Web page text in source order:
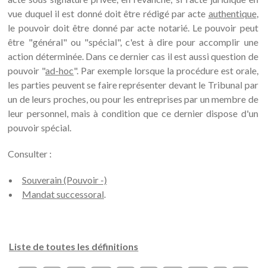
vue duquel il est donné doit être rédigé par acte authentique,
le pouvoir doit être donné par acte notarié. Le pouvoir peut
être "général" ou "spécial", c'est à dire pour accomplir une
action déterminée. Dans ce dernier cas il est aussi question de
pouvoir "ad-hoc". Par exemple lorsque la procédure est orale,
les parties peuvent se faire représenter devant le Tribunal par
un de leurs proches, ou pour les entreprises par un membre de
leur personnel, mais à condition que ce dernier dispose d'un
pouvoir spécial.
Consulter :
Souverain (Pouvoir -)
Mandat successoral.
Liste de toutes les définitions